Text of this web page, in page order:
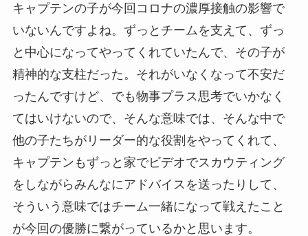
キャプテンの子が今回コロナの濃厚接触の影響で
いないんですよね。ずっとチームを支えて、ずっ
と中心になってやってくれていたんで、その子が
精神的な支柱だった。それがいなくなって不安だ
ったんですけど、でも物事プラス思考でいかなく
てはいけないので、そんな意味では、そんな中で
他の子たちがリーダー的な役割をやってくれて、
キャプテンもずっと家でビデオでスカウティング
をしながらみんなにアドバイスを送ったりして、
そういう意味ではチーム一緒になって戦えたこと
が今回の優勝に繋がっているかと思います。